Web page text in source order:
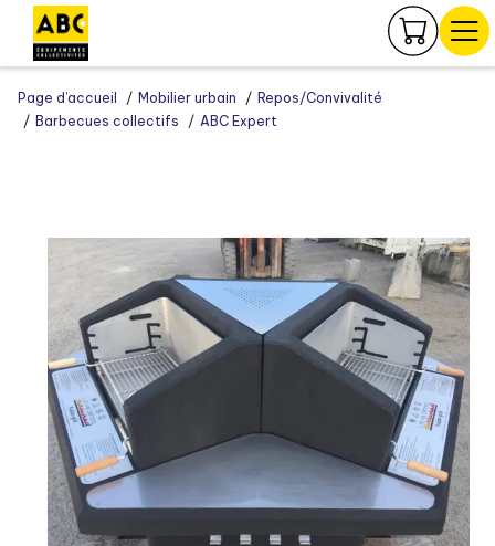
Page d’accueil Mobilier urbain
Repos/Convivalité
Barbecues collectifs
ABC Expert
Panneau de gestion des cookies